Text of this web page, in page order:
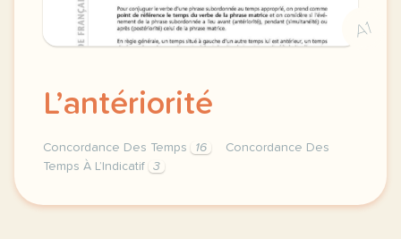
A1
L’antériorité
Concordance Des Temps 16
Concordance Des
Temps À L’Indicatif
3
la concordance des temps a l indicatif